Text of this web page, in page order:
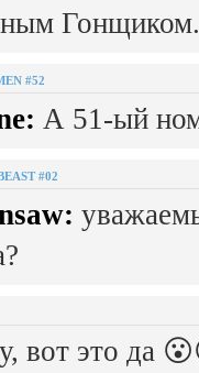
Гонщиком.
#52
А 51-ый
#02
вот это да